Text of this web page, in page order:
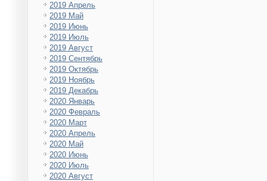
2019 Апрель
2019 Май
2019 Июнь
2019 Июль
2019 Август
2019 Сентябрь
2019 Октябрь
2019 Ноябрь
2019 Декабрь
2020 Январь
2020 Февраль
2020 Март
2020 Апрель
2020 Май
2020 Июнь
2020 Июль
2020 Август